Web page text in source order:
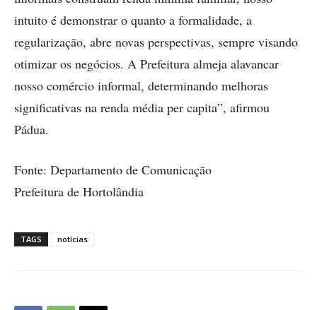
intuito é demonstrar o quanto a formalidade, a
regularização, abre novas perspectivas, sempre visando
otimizar os negócios. A Prefeitura almeja alavancar
nosso comércio informal, determinando melhoras
significativas na renda média per capita”, afirmou
Pádua.
Fonte: Departamento de Comunicação
Prefeitura de Hortolândia
TAGS notícias